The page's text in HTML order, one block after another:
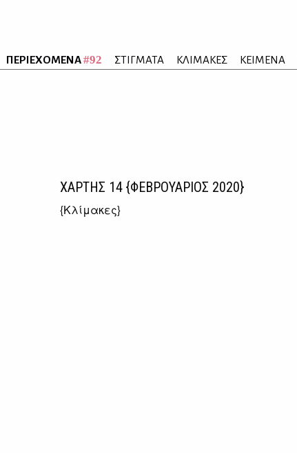
ΠΕΡΙΕΧΟΜΕΝΑ#92 ΣΤΙΓΜΑΤΑ ΚΛΙΜΑΚΕΣ ΚΕΙΜΕΝΑ
ΧΑΡΤΗΣ 14 {ΦΕΒΡΟΥΑΡΙΟΣ 2020}
{Κλίμακες}